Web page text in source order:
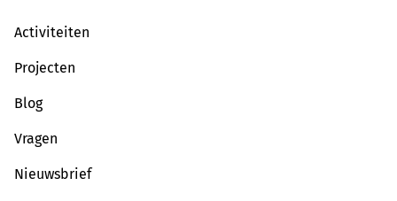
Activiteiten
Projecten
Blog
Vragen
Nieuwsbrief